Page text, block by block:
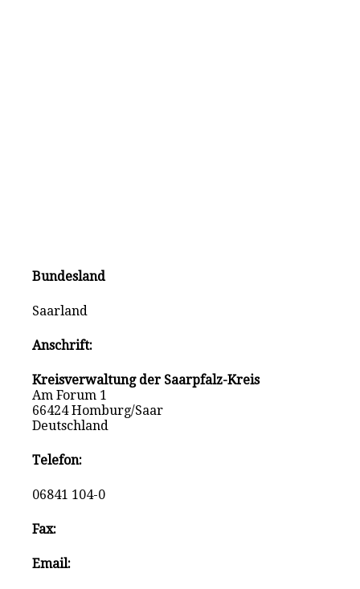
Bundesland
Saarland
Anschrift:
Kreisverwaltung der Saarpfalz-Kreis
Am Forum 1
66424 Homburg/Saar
Deutschland
Telefon:
06841 104-0
Fax:
Email: